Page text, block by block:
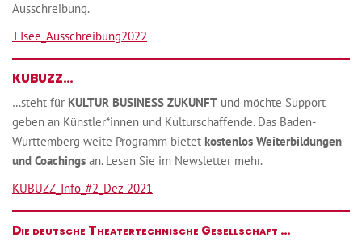
Ausschreibung.
TTsee_Ausschreibung2022
KUBUZZ…
…steht für KULTUR BUSINESS ZUKUNFT und möchte Support
geben an Künstler*innen und Kulturschaffende. Das Baden-
Württemberg weite Programm bietet kostenlos Weiterbildungen
und Coachings an. Lesen Sie im Newsletter mehr.
KUBUZZ_Info_#2_Dez 2021
Die deutsche Theatertechnische Gesellschaft …